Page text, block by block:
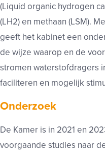
(Liquid organic hydrogen
(LH2) en methaan (LSM).
geeft het kabinet een
de wijze waarop en de
stromen waterstofdragers
faciliteren en mogelijk
Onderzoek
De Kamer is in 2021 en
voorgaande studies naar